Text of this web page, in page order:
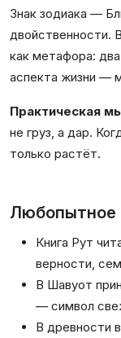
Знак зодиака —
двойственности.
как метафора:
аспекта жизни —
Практическая
не груз, а дар.
только растёт.
Любопытное
Книга Рут
верности,
В Шавуот
— символ
В древности